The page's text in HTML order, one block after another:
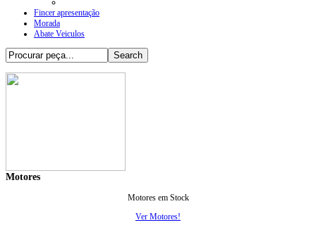
Fincer apresentação
Morada
Abate Veiculos
Motores
Motores em Stock
Ver Motores!